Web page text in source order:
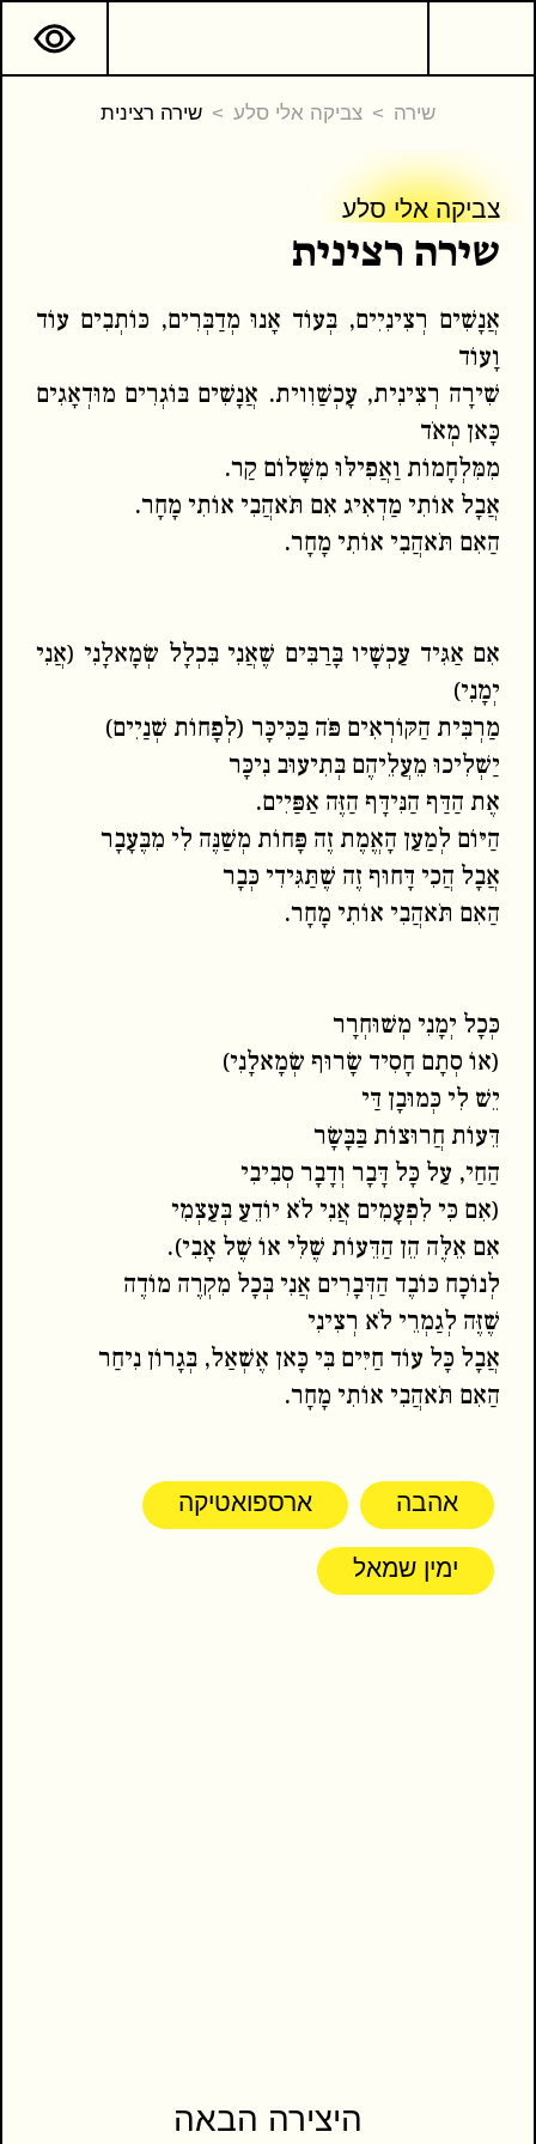
שירה צביקה אלי סלע שירה רצינית
צביקה אלי סלע
צביקה אלי סלע
המשך קריאה כתבים נוספים
שירה רצינית
אֲנָשִׁים רְצִינִיִים, בְּעוֹד אָנוּ מְדַבְּרִים, כּוֹתְבִים עוֹד
וָעוֹד
שִׁירָה רְצִינִית, עָכְשַׁוִוית. אֲנָשִׁים בּוֹגְרִים מוּדְאָגִים
כָּאן מְאֹד
מִמִּלְחָמוֹת וַאֲפִילּוּ מִשָּׁלוֹם קַר.
אֲבָל אוֹתִי מַדְאִיג אִם תֹּאהֲבִי אוֹתִי מָחָר.
הַאִם תֹּאהֲבִי אוֹתִי מָחָר.
אִם אַגִּיד עַכְשָׁיו בָּרַבִּים שֶׁאֲנִי בִּכְלָל שְׂמָאלָנִי (אֲנִי
יְמָנִי)
מַרְבִּית הַקּוֹרְאִים פֹּה בַּכִּיכָּר (לְפָחוֹת שְׁנַיִים)
יַשְׁלִיכוּ מֵעֲלֵיהֶם בְּתִיעוּב נִיכָּר
אֶת הַדַּף הַנִּידָּף הַזֶּה אַפַּיִים.
הַיּוֹם לְמַעַן הָאֱמֶת זֶה פָּחוֹת מְשַׁנֶּה לִי מִבֶּעָבָר
אֲבָל הֲכִי דָּחוּף זֶה שֶׁתַּגִּידִי כְּבָר
הַאִם תֹּאהֲבִי אוֹתִי מָחָר.
כְּכָל יְמָנִי מְשׁוּחְרָר
(אוֹ סְתָם חָסִיד שָׂרוּף שְׂמָאלָנִי)
יֵשׁ לִי כְּמוּבָן דַּי
דֵּעוֹת חֲרוּצוֹת בַּבָּשָׂר
הַחַי, עַל כָּל דָּבָר וְדָבָר סְבִיבִי
(אִם כִּי לִפְעָמִים אֲנִי לֹא יוֹדֵעַ בְּעַצְמִי
אִם אֵלֶּה הֵן הַדֵּעוֹת שֶׁלִּי אוֹ שֶׁל אָבִי).
לְנוֹכָח כּוֹבֶד הַדְּבָרִים אֲנִי בְּכָל מִקְרֶה מוֹדֶה
שֶׁזֶּה לְגַמְרֵי לֹא רְצִינִי
אֲבָל כָּל עוֹד חַיִּים בִּי כָּאן אֶשְׁאַל, בְּגָרוֹן נִיחַר
הַאִם תֹּאהֲבִי אוֹתִי מָחָר.
אהבה ארספואטיקה
ימין שמאל
היצירה הבאה